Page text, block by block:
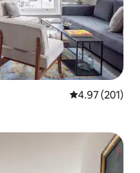
औसत रेटिंग 5 में से
4.97 (201)